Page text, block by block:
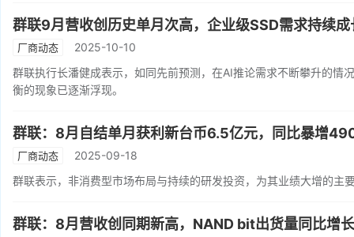
群联9月营收创历史单月次高，企业级SSD需求持续成
厂商动态
2025-10-10
群联执行长潘健成表示，如同先前预测，在AI推论需求不断攀升的情
衡的现象已逐渐浮现。
群联：8月自结单月获利新台币6.5亿元，同比暴增
厂商动态
2025-09-18
群联表示，非消费型市场布局与持续的研发投资，为其业绩大增的
群联：8月营收创同期新高，NAND bit出货量同比增